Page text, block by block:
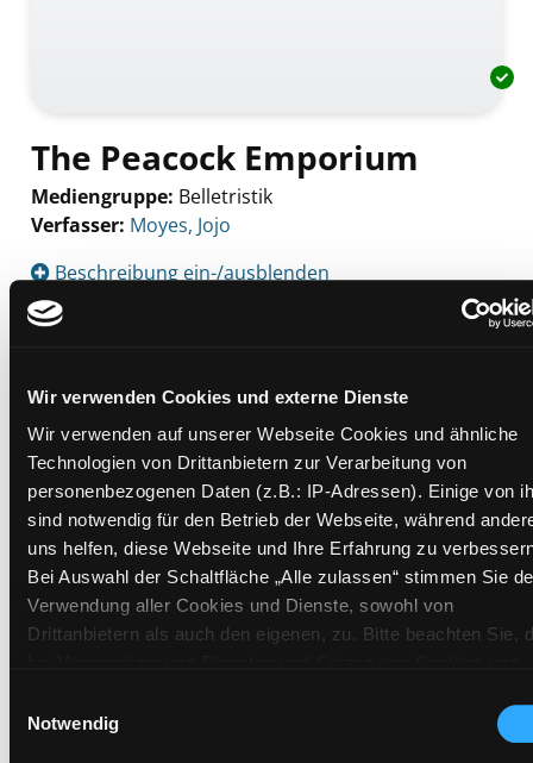
Wir verwenden Cookies und externe Dienste
Wir verwenden auf unserer Webseite Cookies und ähnliche
Technologien von Drittanbietern zur Verarbeitung von
personenbezogenen Daten (z.B.: IP-Adressen). Einige von
sind notwendig für den Betrieb der Webseite, während
uns helfen, diese Webseite und Ihre Erfahrung zu
Bei Auswahl der Schaltfläche „Alle zulassen“ stimmen Sie
Verwendung aller Cookies und Dienste, sowohl von
Drittanbietern als auch den eigenen, zu. Bitte beachten Sie,
(Länder außerhalb des EWR ohne adäquates
Datenschutzniveau) stattfinden kann. In diesem
Notwendig
The Peacock Emporium
Mediengruppe: Belletristik
Verfasser: Suche nach diesem Verfasser
Moyes, Jojo
Beschreibung ein-/ausblenden
Mehr Informationen ein-/ausblenden
Exemplare
Zweigstelle:Zanklhof
Signatur:FS.E MOY
Standort 2: Ausleihe
Status:
Verfügbar
Vorbestellungen: 0
Barcode: